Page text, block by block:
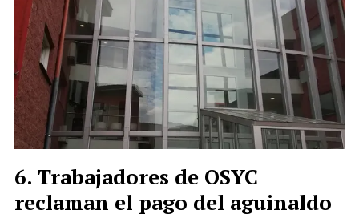
Trabajadores de OSYC
reclaman el pago del aguinaldo